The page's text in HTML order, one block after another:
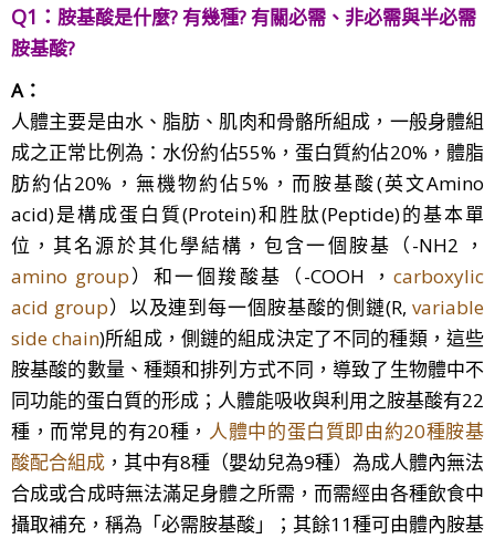
Q1： 胺基酸是什麼? 有幾種? 有關必需、非必需與半必需
胺基酸?
A：
人體主要是由水、脂肪、肌肉和骨骼所組成，一般身體組
成之正常比例為：水份約佔55%，蛋白質約佔20%，體脂
肪約佔20%，無機物約佔5%，而胺基酸(英文Amino
acid)是構成蛋白質(Protein)和胜肽(Peptide)的基本單
位，其名源於其化學結構，包含一個胺基（-NH2 ，
amino group）和一個羧酸基（-COOH ， carboxylic
acid group）以及連到每一個胺基酸的側鏈(R,variable
side chain)所組成，側鏈的組成決定了不同的種類，這些
胺基酸的數量、種類和排列方式不同，導致了生物體中不
同功能的蛋白質的形成；人體能吸收與利用之胺基酸有22
種，而常見的有20種， 人體中的蛋白質即由約20種胺基
酸配合組成 ，其中有8種（嬰幼兒為9種）為成人體內無法
合成或合成時無法滿足身體之所需，而需經由各種飲食中
攝取補充，稱為「必需胺基酸」；其餘11種可由體內胺基